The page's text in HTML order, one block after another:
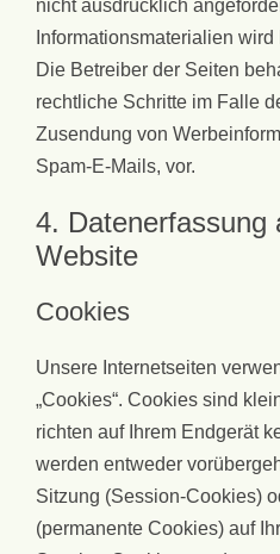
nicht ausdrücklich
Informationsmaterialien
Die Betreiber der Seiten
rechtliche Schritte im Falle
Zusendung von
Spam-E-Mails, vor.
4. Datenerfassung
Website
Cookies
Unsere Internetseiten
„Cookies“. Cookies sind
richten auf Ihrem Endgerät
werden entweder
Sitzung (Session-Cookies)
(permanente Cookies) auf